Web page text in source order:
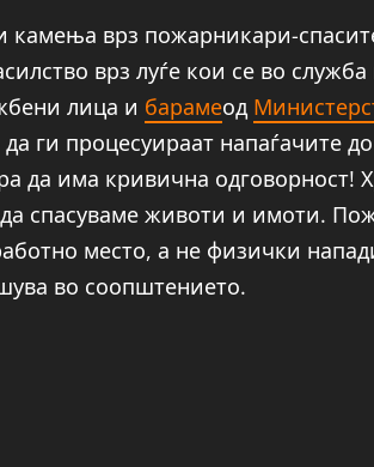
камења врз пожарникари-
врз луѓе кои се во
лица и барамеод
ги процесуираат напаѓачите
да има кривична одговорност!
спасуваме животи и имоти.
место, а не физички
во соопштението.